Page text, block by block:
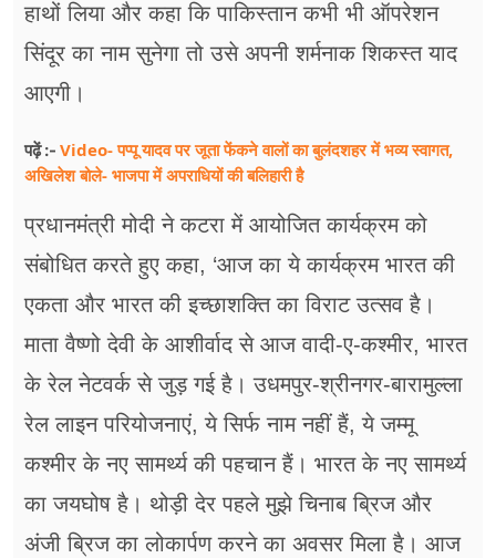
हाथों लिया और कहा कि पाकिस्तान कभी भी ऑपरेशन
सिंदूर का नाम सुनेगा तो उसे अपनी शर्मनाक शिकस्त याद
आएगी।
पढ़ें :- Video- पप्पू यादव पर जूता फेंकने वालों का बुलंदशहर में भव्य स्वागत,
अखिलेश बोले- भाजपा में अपराधियों की बलिहारी है
प्रधानमंत्री मोदी ने कटरा में आयोजित कार्यक्रम को
संबोधित करते हुए कहा, ‘आज का ये कार्यक्रम भारत की
एकता और भारत की इच्छाशक्ति का विराट उत्सव है।
माता वैष्णो देवी के आशीर्वाद से आज वादी-ए-कश्मीर, भारत
के रेल नेटवर्क से जुड़ गई है। उधमपुर-श्रीनगर-बारामुल्ला
रेल लाइन परियोजनाएं, ये सिर्फ नाम नहीं हैं, ये जम्मू
कश्मीर के नए सामर्थ्य की पहचान हैं। भारत के नए सामर्थ्य
का जयघोष है। थोड़ी देर पहले मुझे चिनाब ब्रिज और
अंजी ब्रिज का लोकार्पण करने का अवसर मिला है। आज